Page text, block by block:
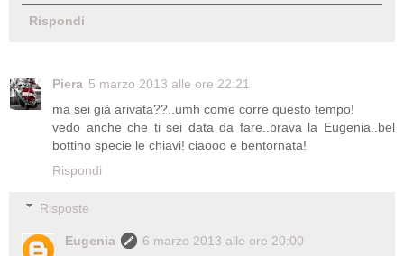
Rispondi
Piera 5 marzo 2013 alle ore 22:21
ma sei già arivata??..umh come corre questo tempo!
vedo anche che ti sei data da fare..brava la Eugenia..bel
bottino specie le chiavi! ciaooo e bentornata!
Rispondi
Risposte
Eugenia
6 marzo 2013 alle ore 20:00